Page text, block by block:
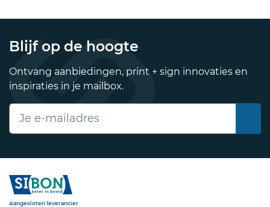
Blijf op de hoogte
Ontvang aanbiedingen, print + sign innovaties en
inspiraties in je mailbox.
E-mailadres
Sibon
Aangesloten leverancier